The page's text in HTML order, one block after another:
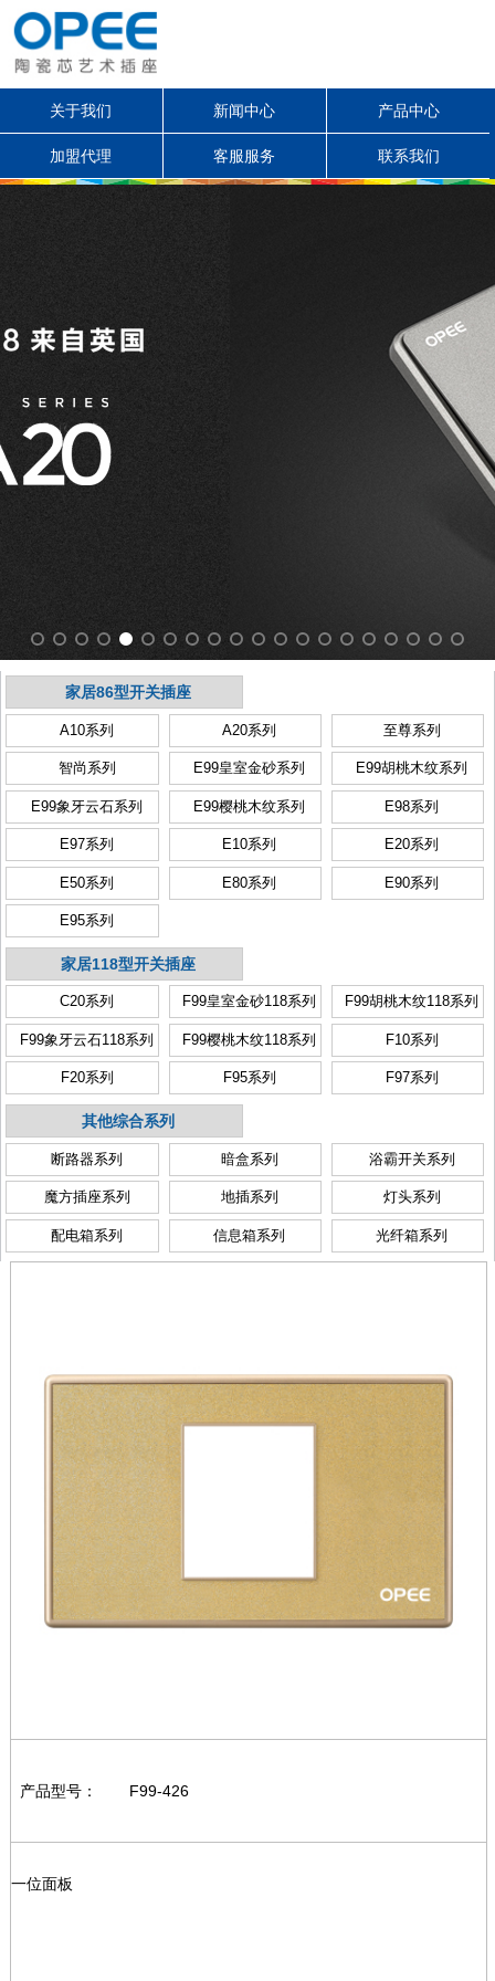
关于我们 新闻中心 产品中心
加盟代理 客服服务 联系我们
家居86型开关插座
A10系列 A20系列 至尊系列
智尚系列 E99皇室金砂系列 E99胡桃木纹系列
E99象牙云石系列 E99樱桃木纹系列 E98系列
E97系列 E10系列 E20系列
E50系列 E80系列 E90系列
E95系列
家居118型开关插座
C20系列 F99皇室金砂118系列 F99胡桃木纹118系列
F99象牙云石118系列 F99樱桃木纹118系列 F10系列
F20系列 F95系列 F97系列
其他综合系列
断路器系列 暗盒系列 浴霸开关系列
魔方插座系列 地插系列 灯头系列
配电箱系列 信息箱系列 光纤箱系列
产品型号： F99-426
一位面板